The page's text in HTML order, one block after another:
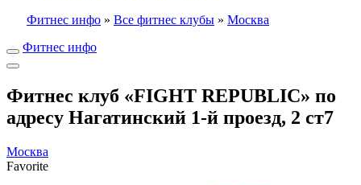
Фитнес инфо » Все фитнес клубы » Москва
Фитнес инфо
Фитнес клуб «FIGHT REPUBLIC» по
адресу Нагатинский 1-й проезд, 2 ст7
Москва
Favorite